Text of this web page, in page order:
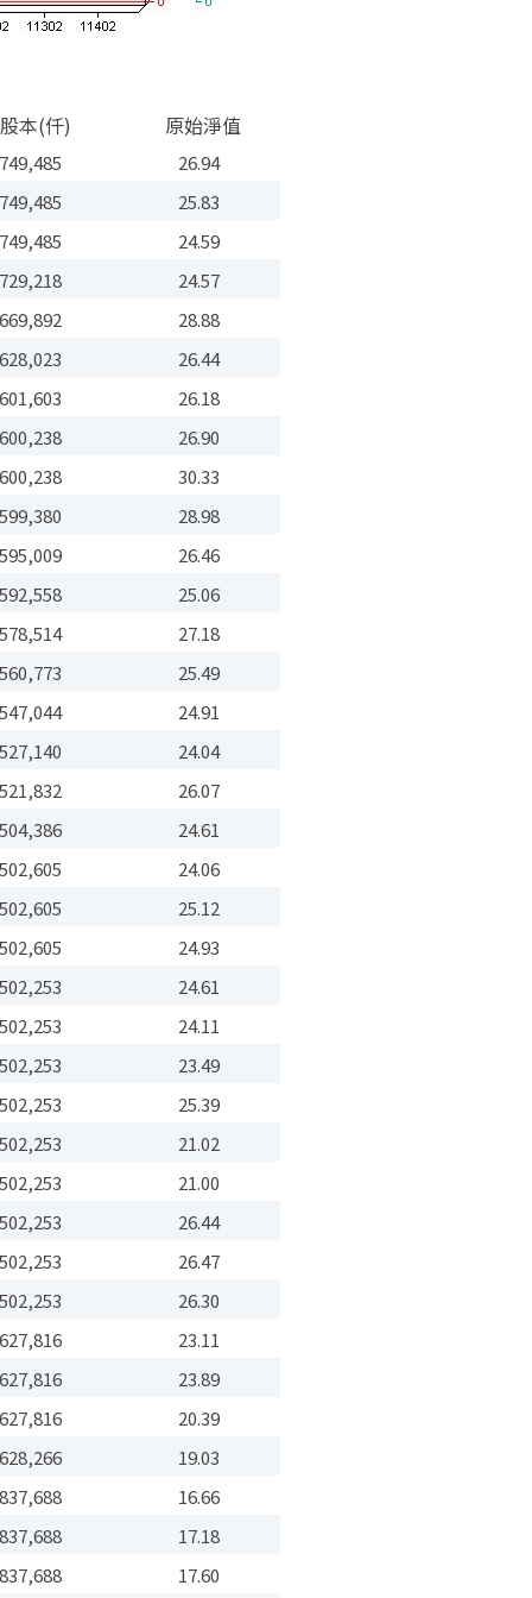
股本(仟) 原始淨值
26.94
25.83
24.59
24.57
28.88
26.44
26.18
26.90
30.33
28.98
26.46
25.06
27.18
25.49
24.91
24.04
26.07
24.61
24.06
25.12
24.93
24.61
24.11
23.49
25.39
21.02
21.00
26.44
26.47
26.30
23.11
23.89
20.39
19.03
16.66
17.18
17.60